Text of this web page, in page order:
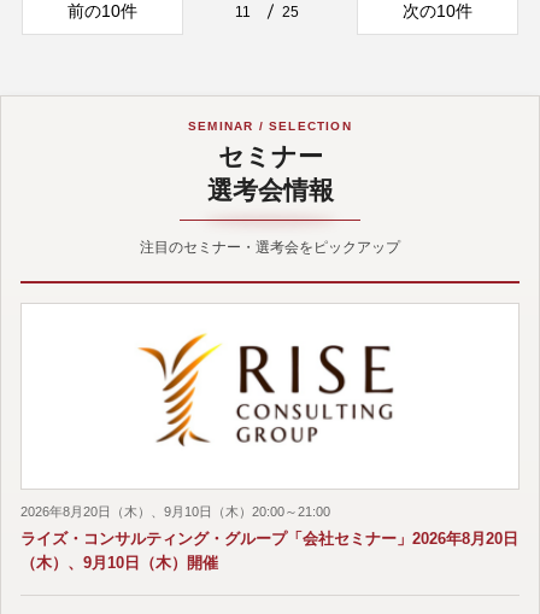
前の10件 11 25 次の10件
SEMINAR / SELECTION
セミナー
選考会情報
注目のセミナー・選考会をピックアップ
2026年8月20日（木）、9月10日（木）20:00～21:00
ライズ・コンサルティング・グループ「会社セミナー」2026年8月20日
（木）、9月10日（木）開催